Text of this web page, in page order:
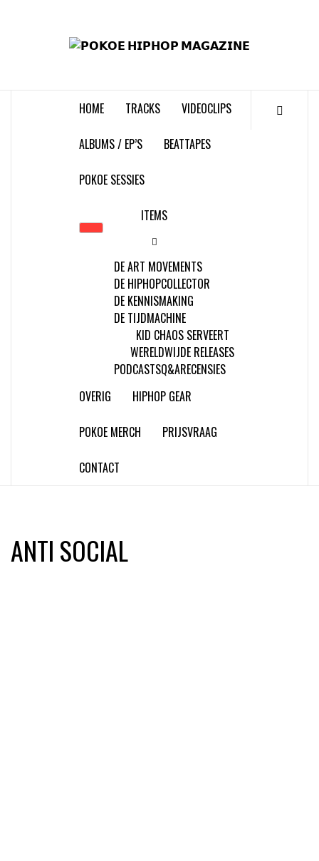
HOME TRACKS VIDEOCLIPS
ALBUMS / EP’S BEATTAPES
POKOE SESSIES
ITEMS
DE ART MOVEMENTS
DE HIPHOPCOLLECTOR
DE KENNISMAKING
DE TIJDMACHINE
KID CHAOS SERVEERT
WERELDWIJDE RELEASES
PODCASTSQ&ARECENSIES
OVERIG
HIPHOP GEAR
POKOE MERCH PRIJSVRAAG
CONTACT
ANTI SOCIAL